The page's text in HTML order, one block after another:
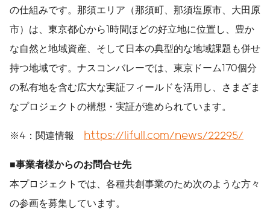
の仕組みです。那須エリア（那須町、那須塩原市、大田原
市）は、東京都心から1時間ほどの好立地に位置し、豊か
な自然と地域資産、そして日本の典型的な地域課題も併せ
持つ地域です。ナスコンバレーでは、東京ドーム170個分
の私有地を含む広大な実証フィールドを活用し、さまざま
なプロジェクトの構想・実証が進められています。
※4：関連情報 https://lifull.com/news/22295/
■事業者様からのお問合せ先
本プロジェクトでは、各種共創事業のため次のような方々
の参画を募集しています。